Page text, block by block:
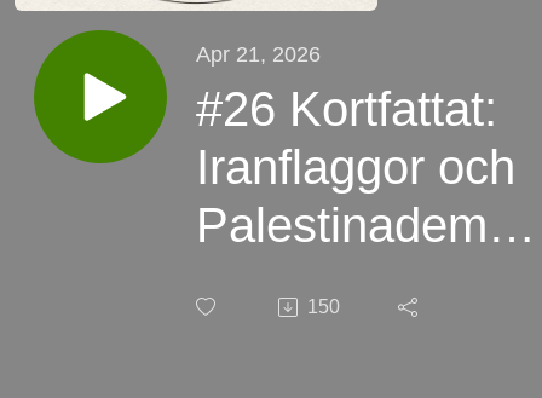
Apr 21, 2026
#26 Kortfattat:
Iranflaggor och
Palestinademos
150